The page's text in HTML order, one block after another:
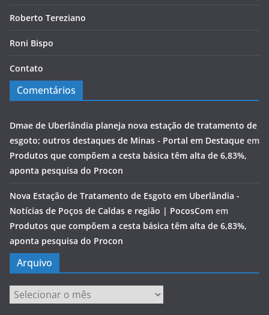
Roberto Tereziano
Roni Bispo
Contato
Comentários
Dmae de Uberlândia planeja nova estação de tratamento de
esgoto; outros destaques de Minas - Portal em Destaque em
Produtos que compõem a cesta básica têm alta de 6,83%,
aponta pesquisa do Procon
Nova Estação de Tratamento de Esgoto em Uberlândia -
Notícias de Poços de Caldas e região | PocosCom em
Produtos que compõem a cesta básica têm alta de 6,83%,
aponta pesquisa do Procon
Arquivo
Arquivo